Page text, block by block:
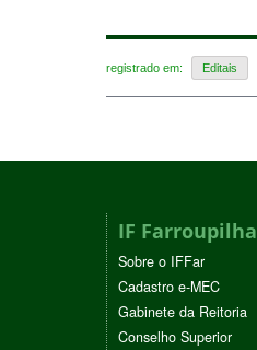
registrado em: Editais
IF Farroupilha
Sobre o IFFar
Cadastro e-MEC
Gabinete da Reitoria
Conselho Superior